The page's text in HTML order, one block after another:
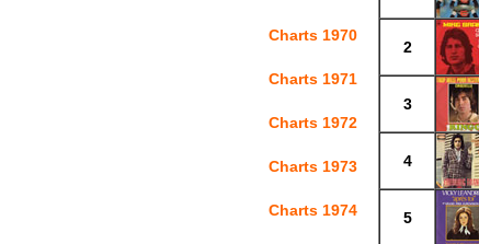
Charts 1970
Charts 1971
Charts 1972
Charts 1973
Charts 1974
2
3
4
5